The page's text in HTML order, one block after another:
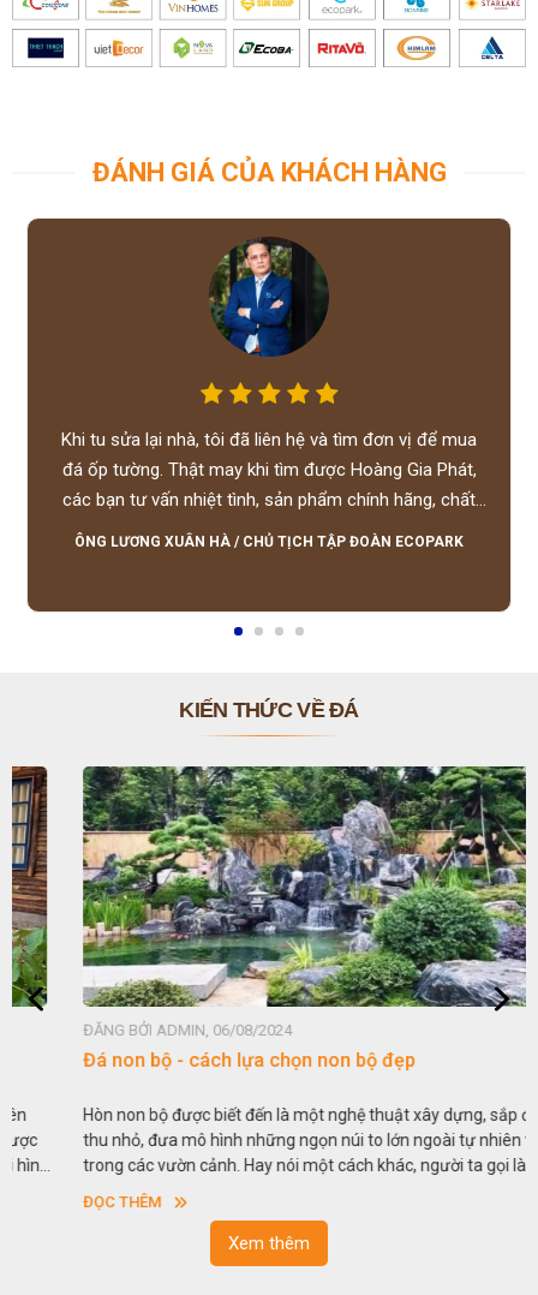
ĐÁNH GIÁ CỦA KHÁCH HÀNG
Khi tu sửa lại nhà, tôi đã liên hệ và tìm đơn vị để mua
đá ốp tường. Thật may khi tìm được Hoàng Gia Phát,
các bạn tư vấn nhiệt tình, sản phẩm chính hãng, chất
lượng tốt, giá hợp lý, hỗ trợ tận tình.
ÔNG LƯƠNG XUÂN HÀ / CHỦ TỊCH TẬP ĐOÀN ECOPARK
KIẾN THỨC VỀ ĐÁ
ĐĂNG BỞI ADMIN, 06/08/2024
Đá non bộ - cách lựa chọn non bộ đẹp
Hòn non bộ được biết đến là một nghệ thuật xây dựng, sắp đặt,
thu nhỏ, đưa mô hình những ngọn núi to lớn ngoài tự nhiên vào
trong các vườn cảnh. Hay nói một cách khác, người ta gọi là “giả
sơn”. Nghệ thuật hòn non bộ nhằm phục vụ cho mục đích thưởng
ngoạn và phong thủy trong cuộc sống.
ĐỌC THÊM
Xem thêm